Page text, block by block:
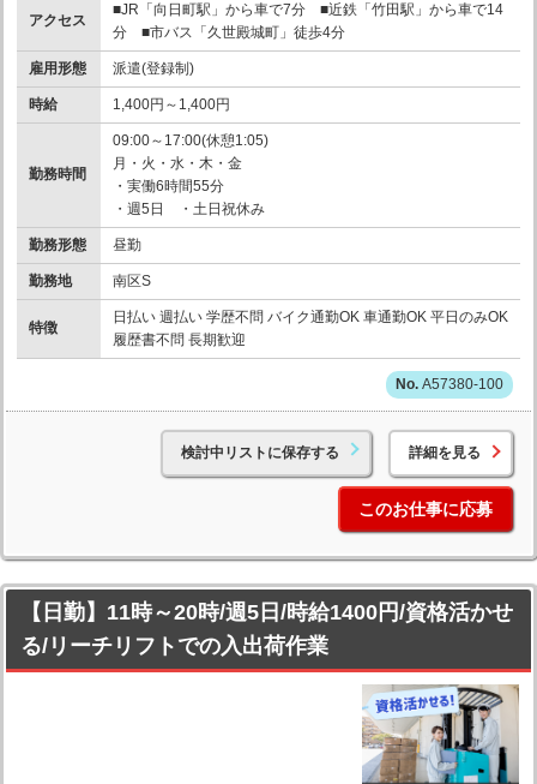
アクセス
■JR「向日町駅」から車で7分 ■近鉄「竹田駅」から車で14
分 ■市バス「久世殿城町」徒歩4分
雇用形態 派遣(登録制)
時給 1,400円～1,400円
勤務時間
09:00～17:00(休憩1:05)
月・火・水・木・金
・実働6時間55分
・週5日 ・土日祝休み
勤務形態 昼勤
勤務地 南区S
特徴
日払い 週払い 学歴不問 バイク通勤OK 車通勤OK 平日のみOK
履歴書不問 長期歓迎
A57380-100
検討中リストに保存する 詳細を見る
このお仕事に応募
【日勤】11時～20時/週5日/時給1400円/資格活かせ
る/リーチリフトでの入出荷作業